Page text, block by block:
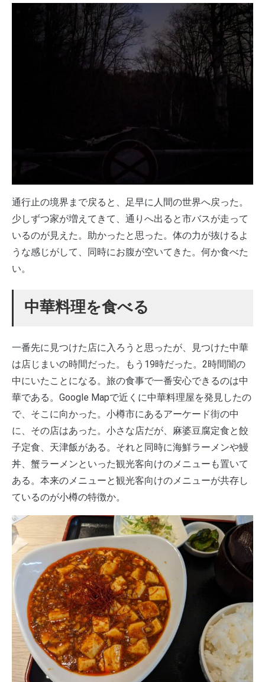
通行止の境界まで戻ると、足早に人間の世界へ戻った。
少しずつ家が増えてきて、通りへ出ると市バスが走って
いるのが見えた。助かったと思った。体の力が抜けるよ
うな感じがして、同時にお腹が空いてきた。何か食べた
い。
中華料理を食べる
一番先に見つけた店に入ろうと思ったが、見つけた中華
は店じまいの時間だった。もう19時だった。2時間闇の
中にいたことになる。旅の食事で一番安心できるのは中
華である。Google Mapで近くに中華料理屋を発見したの
で、そこに向かった。小樽市にあるアーケード街の中
に、その店はあった。小さな店だが、麻婆豆腐定食と餃
子定食、天津飯がある。それと同時に海鮮ラーメンや鰻
丼、蟹ラーメンといった観光客向けのメニューも置いて
ある。本来のメニューと観光客向けのメニューが共存し
ているのが小樽の特徴か。